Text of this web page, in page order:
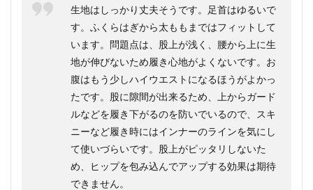
生地はしっかり丈夫そうです。足首はゆるいで
す。ふくらはぎから太ももまではフィットして
います。問題点は、股上が浅く、腰から上に生
地が伸びないため履き心地がよくないです。お
腹はもう少しハイウエストになるほうがよかっ
たです。股に隙間が出来るため、上からガード
ルなどを履き下がるのを防いでいるので、スキ
ニーなど履き時にはインナーのラインを気にし
て使いづらいです。股上がピッタリしないた
め、ヒップを包み込んでアップする効果は期待
できません。